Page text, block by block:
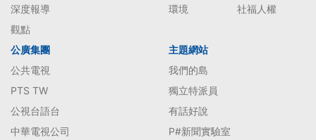
深度報導
觀點
環境
社福人權
公廣集團
公共電視
PTS TW
公視台語台
中華電視公司
主題網站
我們的島
獨立特派員
有話好說
P#新聞實驗室